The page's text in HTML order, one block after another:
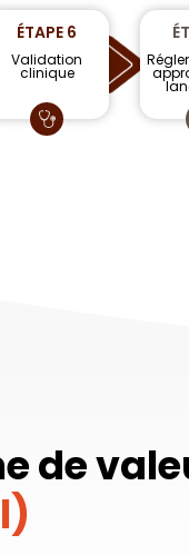
ÉTAPE 6
Validation
clinique
de